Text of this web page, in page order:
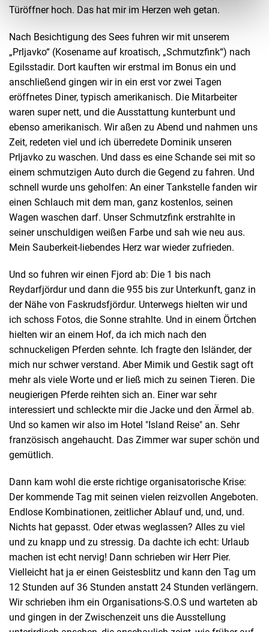
Türöffner hoch. Das hat mir im Herzen weh getan.
Nach Besichtigung des Sees fuhren wir mit unserem
„Prljavko“ (Kosename auf kroatisch, „Schmutzfink“) nach
Egilsstadir. Dort kauften wir erstmal im Bonus ein und
anschließend gingen wir in ein erst vor zwei Tagen
eröffnetes Diner, typisch amerikanisch. Die Mitarbeiter
waren super nett, und die Ausstattung kunterbunt und
ebenso amerikanisch. Wir aßen zu Abend und nahmen uns
Zeit, redeten viel und ich überredete Dominik unseren
Prljavko zu waschen. Und dass es eine Schande sei mit so
einem schmutzigen Auto durch die Gegend zu fahren. Und
schnell wurde uns geholfen: An einer Tankstelle fanden wir
einen Schlauch mit dem man, ganz kostenlos, seinen
Wagen waschen darf. Unser Schmutzfink erstrahlte in
seiner unschuldigen weißen Farbe und sah wie neu aus.
Mein Sauberkeit-liebendes Herz war wieder zufrieden.
Und so fuhren wir einen Fjord ab: Die 1 bis nach
Reydarfjördur und dann die 955 bis zur Unterkunft, ganz in
der Nähe von Faskrudsfjördur. Unterwegs hielten wir und
ich schoss Fotos, die Sonne strahlte. Und in einem Örtchen
hielten wir an einem Hof, da ich mich nach den
schnuckeligen Pferden sehnte. Ich fragte den Isländer, der
mich nur schwer verstand. Aber Mimik und Gestik sagt oft
mehr als viele Worte und er ließ mich zu seinen Tieren. Die
neugierigen Pferde reihten sich an. Einer war sehr
interessiert und schleckte mir die Jacke und den Ärmel ab.
Und so kamen wir also im Hotel "Island Reise" an. Sehr
französisch angehaucht. Das Zimmer war super schön und
gemütlich.
Dann kam wohl die erste richtige organisatorische Krise:
Der kommende Tag mit seinen vielen reizvollen Angeboten.
Endlose Kombinationen, zeitlicher Ablauf und, und, und.
Nichts hat gepasst. Oder etwas weglassen? Alles zu viel
und zu knapp und zu stressig. Da dachte ich echt: Urlaub
machen ist echt nervig! Dann schrieben wir Herr Pier.
Vielleicht hat ja er einen Geistesblitz und kann den Tag um
12 Stunden auf 36 Stunden anstatt 24 Stunden verlängern.
Wir schrieben ihm ein Organisations-S.O.S und warteten ab
und gingen in der Zwischenzeit uns die Ausstellung